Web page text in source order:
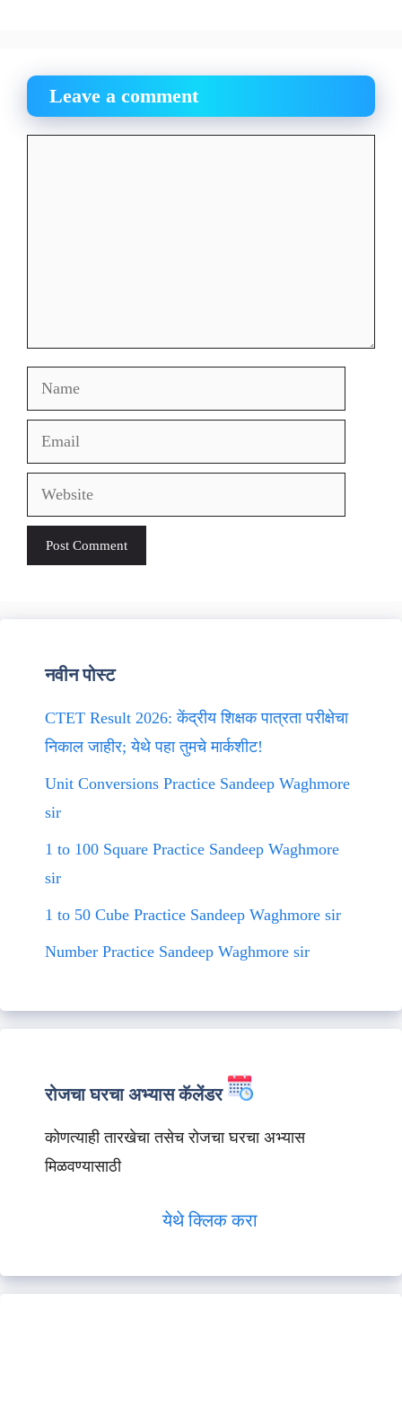
Leave a comment
Name
Email
Website
नवीन पोस्ट
CTET Result 2026: केंद्रीय शिक्षक पात्रता परीक्षेचा
निकाल जाहीर; येथे पहा तुमचे मार्कशीट!
Unit Conversions Practice Sandeep Waghmore
sir
1 to 100 Square Practice Sandeep Waghmore
sir
1 to 50 Cube Practice Sandeep Waghmore sir
Number Practice Sandeep Waghmore sir
रोजचा घरचा अभ्यास कॅलेंडर
कोणत्याही तारखेचा तसेच रोजचा घरचा अभ्यास
मिळवण्यासाठी
येथे क्लिक करा